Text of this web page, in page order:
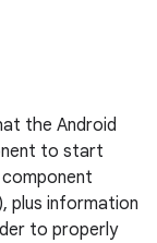
the Android
to start
plus information
to properly